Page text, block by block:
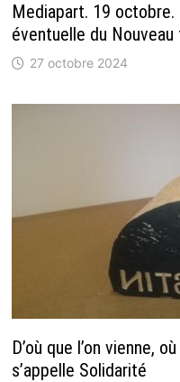
Mediapart. 19 octobre.
éventuelle du
27 octobre 2024
D’où que l’on vienne,
s’appelle Solidarité